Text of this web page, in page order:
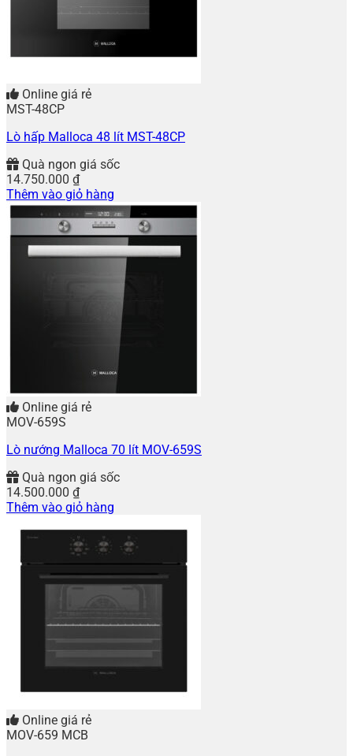
Online giá rẻ
MST-48CP
Lò hấp Malloca 48 lít MST-48CP
Quà ngon giá sốc
14.750.000 ₫
Thêm vào giỏ hàng
Online giá rẻ
MOV-659S
Lò nướng Malloca 70 lít MOV-659S
Quà ngon giá sốc
14.500.000 ₫
Thêm vào giỏ hàng
Online giá rẻ
MOV-659 MCB